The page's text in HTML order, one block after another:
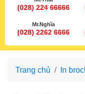
(028) 224 66666
Mr.Nghĩa
(028) 2262 6666
Trang chủ In